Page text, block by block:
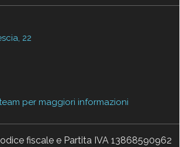
22
per maggiori informazioni
fiscale e Partita IVA 13868590962